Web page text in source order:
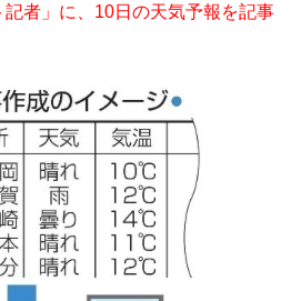
記者」に、10日の天気予報を記事